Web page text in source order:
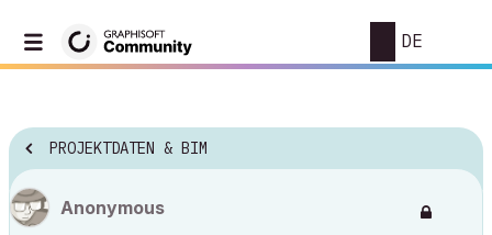
DE
PROJEKTDATEN & BIM
Anonymous